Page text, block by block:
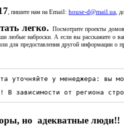
, пишите нам на Email: house-d@mail.ua ,
легко. Посмотрите проекты
любые наброски. А если вы расскажите о
для предоставления другой информации о
уточняйте у менеджера:
В зависимости от региона
но адекватные люди!!